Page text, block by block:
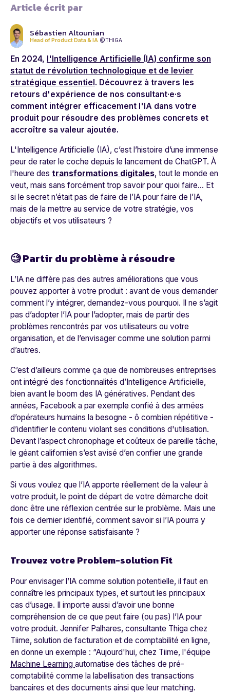
Article écrit par
Sébastien Altounian
Head of Product Data & IA @THIGA
En 2024, l'Intelligence Artificielle (IA) confirme son
statut de révolution technologique et de levier
stratégique essentiel . Découvrez à travers les
retours d'expérience de nos consultant·e·s
comment intégrer efficacement l'IA dans votre
produit pour résoudre des problèmes concrets et
accroître sa valeur ajoutée.
L'Intelligence Artificielle (IA), c’est l’histoire d’une immense
peur de rater le coche depuis le lancement de ChatGPT. À
l'heure des transformations digitales, tout le monde en
veut, mais sans forcément trop savoir pour quoi faire… Et
si le secret n’était pas de faire de l’IA pour faire de l’IA,
mais de la mettre au service de votre stratégie, vos
objectifs et vos utilisateurs ?
🧐 Partir du problème à résoudre
L’IA ne diffère pas des autres améliorations que vous
pouvez apporter à votre produit : avant de vous demander
comment l’y intégrer, demandez-vous pourquoi. Il ne s’agit
pas d’adopter l’IA pour l’adopter, mais de partir des
problèmes rencontrés par vos utilisateurs ou votre
organisation, et de l’envisager comme une solution parmi
d’autres.
C’est d’ailleurs comme ça que de nombreuses entreprises
ont intégré des fonctionnalités d’Intelligence Artificielle,
bien avant le boom des IA génératives. Pendant des
années, Facebook a par exemple confié à des armées
d’opérateurs humains la besogne - ô combien répétitive -
d’identifier le contenu violant ses conditions d'utilisation.
Devant l’aspect chronophage et coûteux de pareille tâche,
le géant californien s’est avisé d’en confier une grande
partie à des algorithmes.
Si vous voulez que l’IA apporte réellement de la valeur à
votre produit, le point de départ de votre démarche doit
donc être une réflexion centrée sur le problème. Mais une
fois ce dernier identifié, comment savoir si l’IA pourra y
apporter une réponse satisfaisante ?
Trouvez votre Problem-solution Fit
Pour envisager l’IA comme solution potentielle, il faut en
connaître les principaux types, et surtout les principaux
cas d’usage.
Il importe aussi d’avoir une bonne
compréhension de ce que peut faire (ou pas) l’IA pour
votre produit. Jennifer Palhares, consultante Thiga chez
Tiime, solution de facturation et de comptabilité en ligne,
en donne un exemple : “Aujourd'hui, chez Tiime, l'équipe
Machine Learning automatise des tâches de pré-
comptabilité comme la labellisation des transactions
bancaires et des documents ainsi que leur matching.